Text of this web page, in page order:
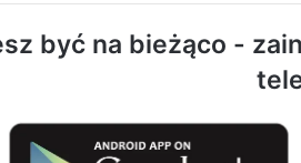
być na bieżąco -